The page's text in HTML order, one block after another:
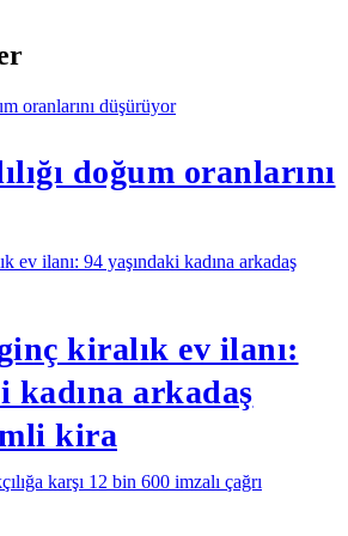
doğum oranlarını
kiralık ev ilanı:
kadına arkadaş
kira